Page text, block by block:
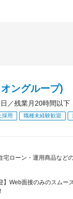
ングループ)
／残業月20時間以下
採用 職種未経験歓迎
宅ローン・運用商品など
】Web面接のみのスムー